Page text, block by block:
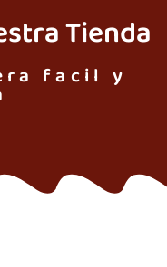
Tienda
facil y